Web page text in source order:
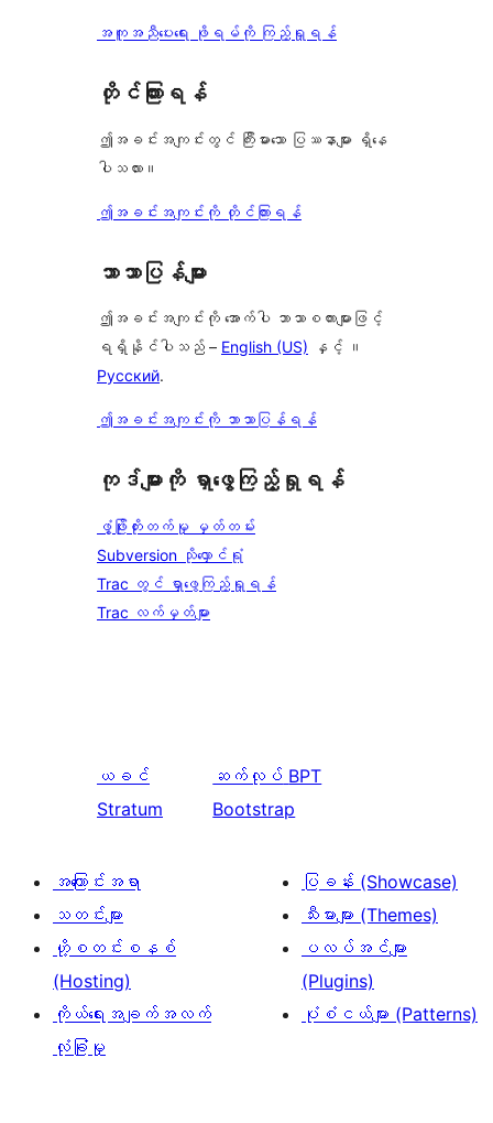
အကူအညီပေးရေး ဖိုရမ်ကို ကြည့်ရှုရန်
တိုင်ကြားရန်
ဤအခင်းအကျင်းတွင် ကြီးမားသော ပြဿနာများ ရှိနေ
ပါသလား။
ဤအခင်းအကျင်းကို တိုင်ကြားရန်
ဘာသာပြန်များ
ဤအခင်းအကျင်းကို အောက်ပါ ဘာသာစကားများဖြင့်
ရရှိနိုင်ပါသည် – English (US) နှင့် ။
Русский.
ဤအခင်းအကျင်းကို ဘာသာပြန်ရန်
ကုဒ်များကို ရှာဖွေကြည့်ရှုရန်
ဖွံ့ဖြိုးတိုးတက်မှု မှတ်တမ်း
Subversion သိုလှောင်ရုံ
Trac တွင် ရှာဖွေကြည့်ရှုရန်
Trac လက်မှတ်များ
ယခင်
Stratum
ဆက်လုပ် BPT
Bootstrap
အကြောင်းအရာ
သတင်းများ
ဟို့စတင်းစနစ်
(Hosting)
ကိုယ်ရေးအချက်အလက်
လုံခြုံမှု
ပြခန်း (Showcase)
သီးမားများ (Themes)
ပလပ်အင်များ
(Plugins)
ပုံစံငယ်များ (Patterns)